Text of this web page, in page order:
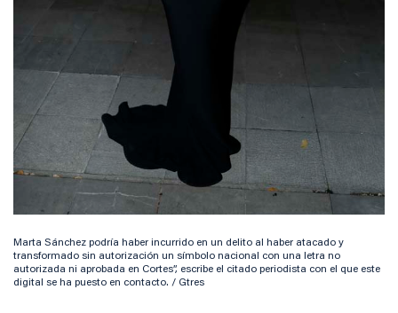
Marta Sánchez podría haber incurrido en un delito al haber atacado y
transformado sin autorización un símbolo nacional con una letra no
autorizada ni aprobada en Cortes”, escribe el citado periodista con el que este
digital se ha puesto en contacto. / Gtres